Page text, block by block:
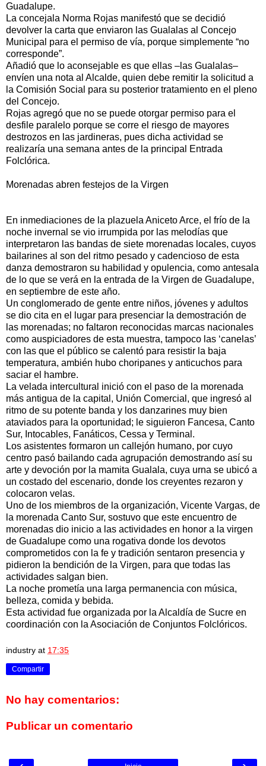
Guadalupe.
La concejala Norma Rojas manifestó que se decidió
devolver la carta que enviaron las Gualalas al Concejo
Municipal para el permiso de vía, porque simplemente “no
corresponde”.
Añadió que lo aconsejable es que ellas –las Gualalas–
envíen una nota al Alcalde, quien debe remitir la solicitud a
la Comisión Social para su posterior tratamiento en el pleno
del Concejo.
Rojas agregó que no se puede otorgar permiso para el
desfile paralelo porque se corre el riesgo de mayores
destrozos en las jardineras, pues dicha actividad se
realizaría una semana antes de la principal Entrada
Folclórica.
Morenadas abren festejos de la Virgen
En inmediaciones de la plazuela Aniceto Arce, el frío de la
noche invernal se vio irrumpida por las melodías que
interpretaron las bandas de siete morenadas locales, cuyos
bailarines al son del ritmo pesado y cadencioso de esta
danza demostraron su habilidad y opulencia, como antesala
de lo que se verá en la entrada de la Virgen de Guadalupe,
en septiembre de este año.
Un conglomerado de gente entre niños, jóvenes y adultos
se dio cita en el lugar para presenciar la demostración de
las morenadas; no faltaron reconocidas marcas nacionales
como auspiciadores de esta muestra, tampoco las ‘canelas’
con las que el público se calentó para resistir la baja
temperatura, ambién hubo choripanes y anticuchos para
saciar el hambre.
La velada intercultural inició con el paso de la morenada
más antigua de la capital, Unión Comercial, que ingresó al
ritmo de su potente banda y los danzarines muy bien
ataviados para la oportunidad; le siguieron Fancesa, Canto
Sur, Intocables, Fanáticos, Cessa y Terminal.
Los asistentes formaron un callejón humano, por cuyo
centro pasó bailando cada agrupación demostrando así su
arte y devoción por la mamita Gualala, cuya urna se ubicó a
un costado del escenario, donde los creyentes rezaron y
colocaron velas.
Uno de los miembros de la organización, Vicente Vargas, de
la morenada Canto Sur, sostuvo que este encuentro de
morenadas dio inicio a las actividades en honor a la virgen
de Guadalupe como una rogativa donde los devotos
comprometidos con la fe y tradición sentaron presencia y
pidieron la bendición de la Virgen, para que todas las
actividades salgan bien.
La noche prometía una larga permanencia con música,
belleza, comida y bebida.
Esta actividad fue organizada por la Alcaldía de Sucre en
coordinación con la Asociación de Conjuntos Folclóricos.
industry at 17:35
Compartir
No hay comentarios:
Publicar un comentario